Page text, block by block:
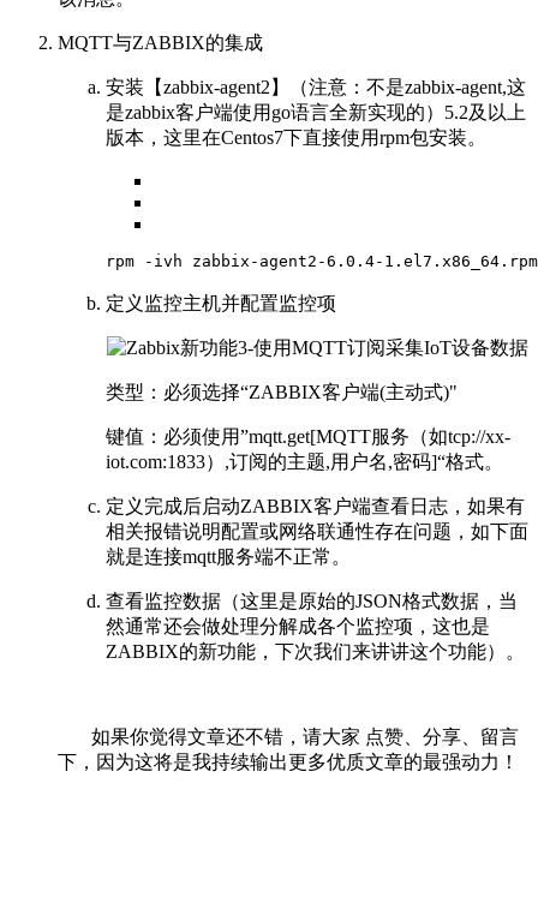
MQTT与ZABBIX的集成
安装【zabbix-agent2】（注意：不是zabbix-agent,这
是zabbix客户端使用go语言全新实现的）5.2及以上
版本，这里在Centos7下直接使用rpm包安装。
rpm -ivh zabbix-agent2-6 .0 .4-1 .el7 .x86_64 .rpm
定义监控主机并配置监控项
类型：必须选择“ZABBIX客户端(主动式)"
键值：必须使用”mqtt.get[MQTT服务（如tcp://xx-
iot.com:1833）,订阅的主题,用户名,密码]“格式。
定义完成后启动ZABBIX客户端查看日志，如果有
相关报错说明配置或网络联通性存在问题，如下面
就是连接mqtt服务端不正常。
查看监控数据（这里是原始的JSON格式数据，当
然通常还会做处理分解成各个监控项，这也是
ZABBIX的新功能，下次我们来讲讲这个功能）。
如果你觉得文章还不错，请大家 点赞、分享、留言
下，因为这将是我持续输出更多优质文章的最强动力！